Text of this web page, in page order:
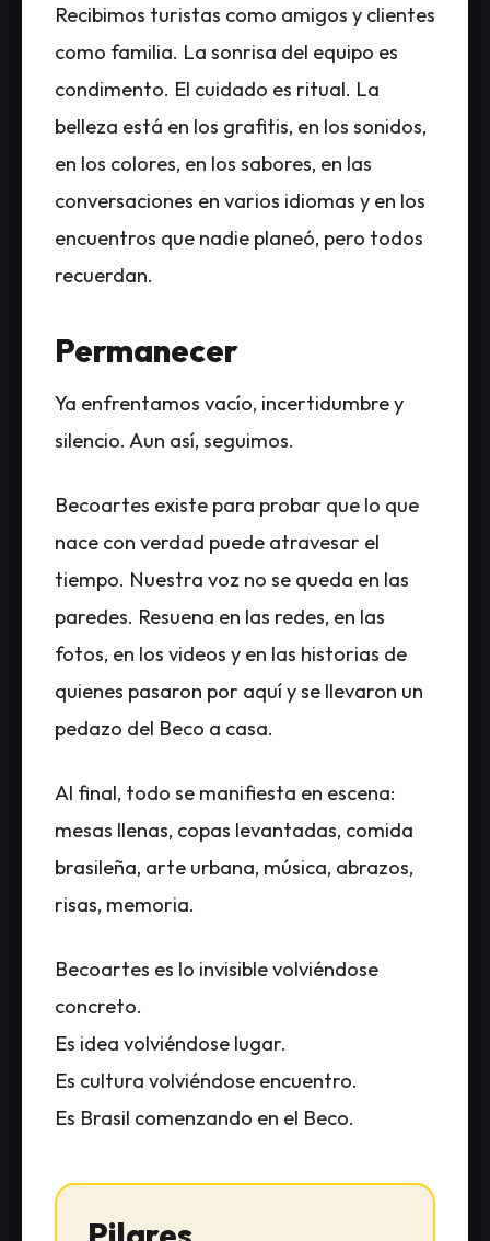
Recibimos turistas como amigos y clientes
como familia. La sonrisa del equipo es
condimento. El cuidado es ritual. La
belleza está en los grafitis, en los sonidos,
en los colores, en los sabores, en las
conversaciones en varios idiomas y en los
encuentros que nadie planeó, pero todos
recuerdan.
Permanecer
Ya enfrentamos vacío, incertidumbre y
silencio. Aun así, seguimos.
Becoartes existe para probar que lo que
nace con verdad puede atravesar el
tiempo. Nuestra voz no se queda en las
paredes. Resuena en las redes, en las
fotos, en los videos y en las historias de
quienes pasaron por aquí y se llevaron un
pedazo del Beco a casa.
Al final, todo se manifiesta en escena:
mesas llenas, copas levantadas, comida
brasileña, arte urbana, música, abrazos,
risas, memoria.
Becoartes es lo invisible volviéndose
concreto.
Es idea volviéndose lugar.
Es cultura volviéndose encuentro.
Es Brasil comenzando en el Beco.